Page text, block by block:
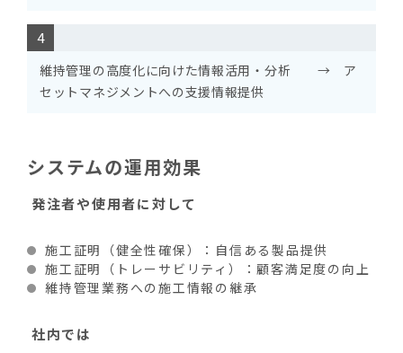
維持管理の高度化に向けた情報活用・分析 → ア
セットマネジメントへの支援情報提供
システムの運用効果
発注者や使用者に対して
施工証明（健全性確保）：自信ある製品提供
施工証明（トレーサビリティ）：顧客満足度の向上
維持管理業務への施工情報の継承
社内では